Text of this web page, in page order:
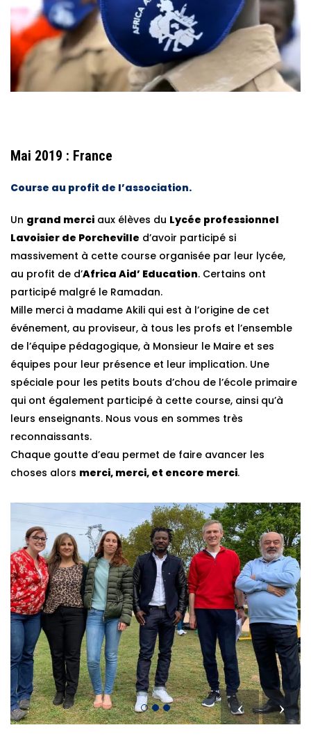
Mai 2019 : France
Course au profit de l’association.
Un grand merci aux élèves du Lycée professionnel
Lavoisier de Porcheville d’avoir participé si
massivement à cette course organisée par leur lycée,
au profit de d’Africa Aid’ Education. Certains ont
participé malgré le Ramadan.
Mille merci à madame Akili qui est à l’origine de cet
événement, au proviseur, à tous les profs et l’ensemble
de l’équipe pédagogique, à Monsieur le Maire et ses
équipes pour leur présence et leur implication. Une
spéciale pour les petits bouts d’chou de l’école primaire
qui ont également participé à cette course, ainsi qu’à
leurs enseignants. Nous vous en sommes très
reconnaissants.
Chaque goutte d’eau permet de faire avancer les
choses alors merci, merci, et encore merci.